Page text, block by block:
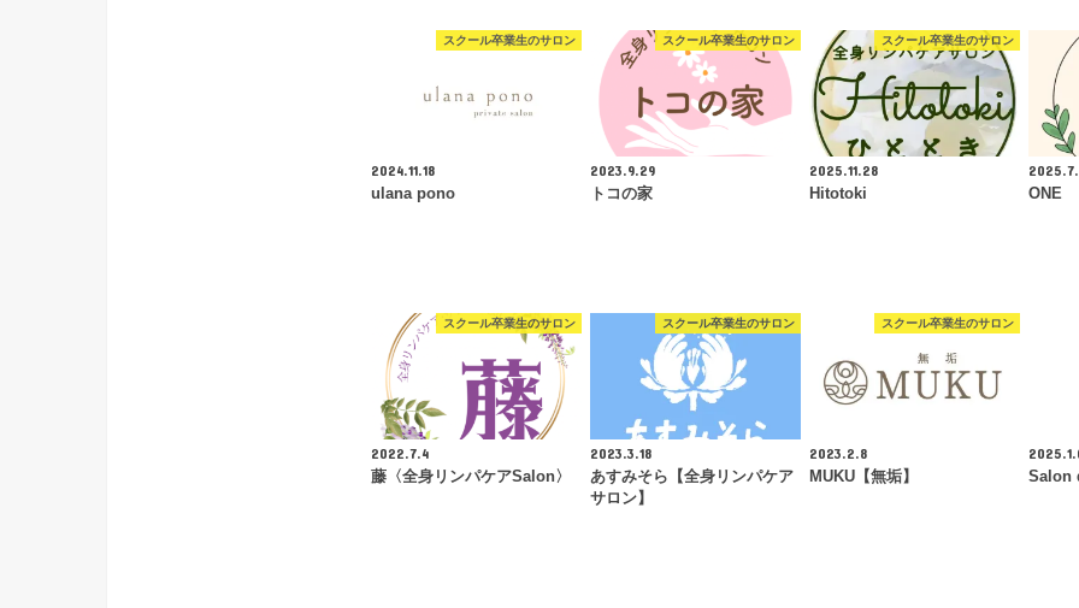
スクール卒業生のサロン
2024.11.18
ulana pono
スクール卒業生のサロン
2023.9.29
トコの家
スクール卒業生のサロン
2025.11.28
Hitotoki
ONE
スクール卒業生のサロン
2022.7.4
藤〈全身リンパケアSalon〉
スクール卒業生のサロン
2023.3.18
あすみそら【全身リンパケア
サロン】
スクール卒業生のサロン
2023.2.8
MUKU【無垢】
Salon